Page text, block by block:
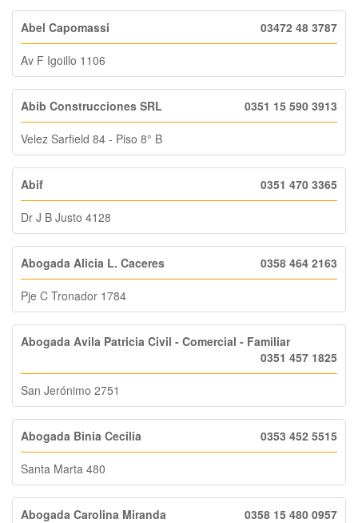
Abel Capomassi 03472 48 3787
Av F Igoillo 1106
Abib Construcciones SRL 0351 15 590 3913
Velez Sarfield 84 - Piso 8° B
Abif 0351 470 3365
Dr J B Justo 4128
Abogada Alicia L. Caceres 0358 464 2163
Pje C Tronador 1784
Abogada Avila Patricia Civil - Comercial - Familiar
0351 457 1825
San Jerónimo 2751
Abogada Binia Cecilia 0353 452 5515
Santa Marta 480
Abogada Carolina Miranda 0358 15 480 0957